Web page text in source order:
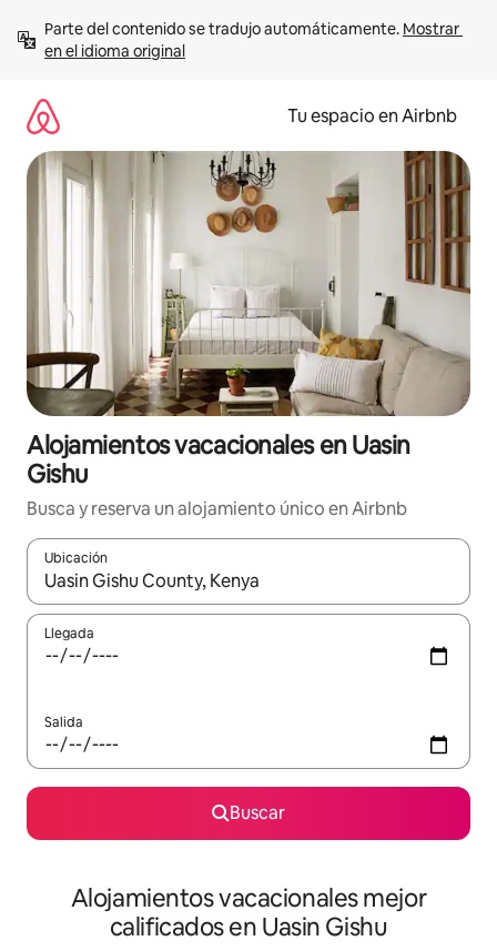
contenido
Parte del contenido se tradujo automáticamente. Mostrar
en el idioma original
Tu espacio en Airbnb
Alojamientos vacacionales en Uasin
Gishu
Busca y reserva un alojamiento único en Airbnb
Ubicación
Cuando los resultados estén disponibles, podrás navegar
Llegada
Salida
Buscar
Alojamientos vacacionales mejor
calificados en Uasin Gishu